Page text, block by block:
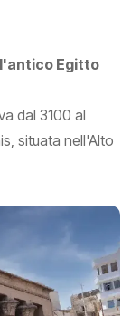
Egitto
dal 3100 al
situata nell'Alto